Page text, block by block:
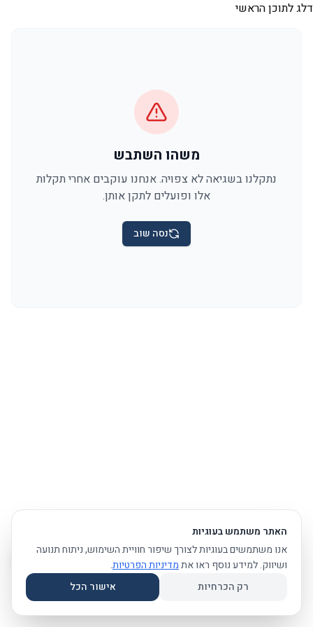
דלג לתוכן הראשי
משהו השתבש
נתקלנו בשגיאה לא צפויה. אנחנו עוקבים אחרי תקלות
אלו ופועלים לתקן אותן.
נסה שוב
האתר משתמש בעוגיות
אנו משתמשים בעוגיות לצורך שיפור חוויית השימוש, ניתוח תנועה
ושיווק. למידע נוסף ראו אתמדיניות הפרטיות.
רק הכרחיות
אישור הכל